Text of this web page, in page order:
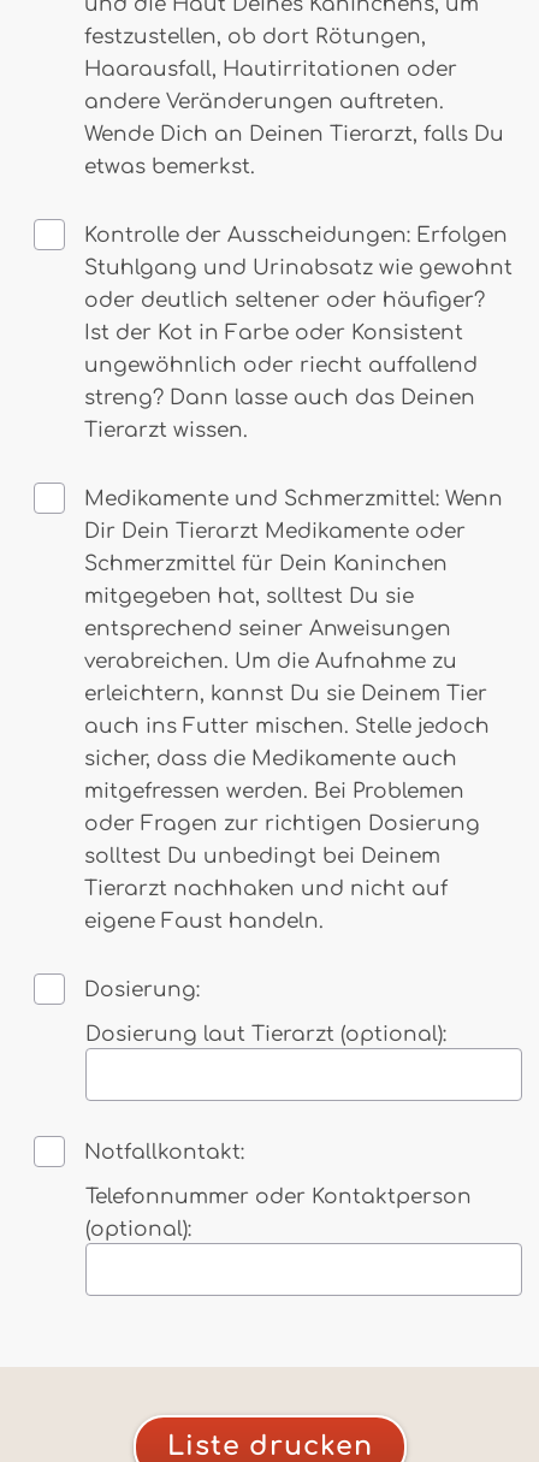
festzustellen, ob dort Rötungen,
Haarausfall, Hautirritationen oder
andere Veränderungen auftreten.
Wende Dich an Deinen Tierarzt, falls Du
etwas bemerkst.
Kontrolle der Ausscheidungen: Erfolgen
Stuhlgang und Urinabsatz wie gewohnt
oder deutlich seltener oder häufiger?
Ist der Kot in Farbe oder Konsistent
ungewöhnlich oder riecht auffallend
streng? Dann lasse auch das Deinen
Tierarzt wissen.
Medikamente und Schmerzmittel: Wenn
Dir Dein Tierarzt Medikamente oder
Schmerzmittel für Dein Kaninchen
mitgegeben hat, solltest Du sie
entsprechend seiner Anweisungen
verabreichen. Um die Aufnahme zu
erleichtern, kannst Du sie Deinem Tier
auch ins Futter mischen. Stelle jedoch
sicher, dass die Medikamente auch
mitgefressen werden. Bei Problemen
oder Fragen zur richtigen Dosierung
solltest Du unbedingt bei Deinem
Tierarzt nachhaken und nicht auf
eigene Faust handeln.
Dosierung:
Dosierung laut Tierarzt (optional):
Notfallkontakt:
Telefonnummer oder Kontaktperson
(optional):
Liste drucken